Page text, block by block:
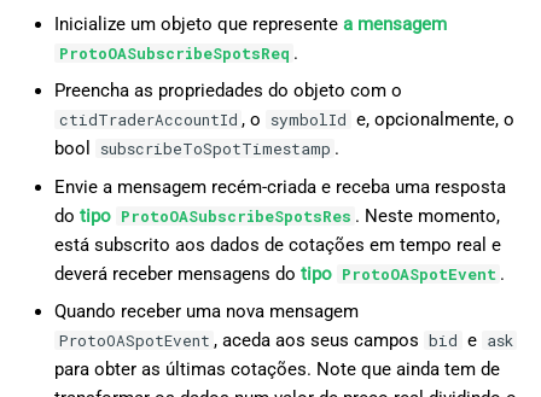
Inicialize um objeto que represente a mensagem
ProtoOASubscribeSpotsReq .
Preencha as propriedades do objeto com o
ctidTraderAccountId , o symbolId e, opcionalmente, o
bool
subscribeToSpotTimestamp .
Envie a mensagem recém-criada e receba uma resposta
do tipo ProtoOASubscribeSpotsRes . Neste momento,
está subscrito aos dados de cotações em tempo real e
deverá receber mensagens do tipo ProtoOASpotEvent .
Quando receber uma nova mensagem
ProtoOASpotEvent , aceda aos seus campos bid e ask
para obter as últimas cotações. Note que ainda tem de